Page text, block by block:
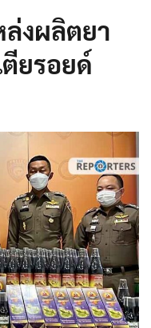
งผลิตยา
ยรอยด์